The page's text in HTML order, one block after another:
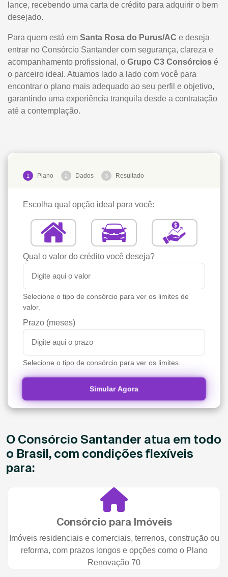
lance, recebendo uma carta de crédito para adquirir o bem
desejado.
Para quem está em Santa Rosa do Purus/AC e deseja
entrar no Consórcio Santander com segurança, clareza e
acompanhamento profissional, o Grupo C3 Consórcios é
o parceiro ideal. Atuamos lado a lado com você para
encontrar o plano mais adequado ao seu perfil e objetivo,
garantindo uma experiência tranquila desde a contratação
até a contemplação.
1 Plano 2 Dados 3 Resultado
Escolha qual opção ideal para você:
Qual o valor do crédito você deseja?
Selecione o tipo de consórcio para ver os limites de
valor.
Prazo (meses)
Selecione o tipo de consórcio para ver os limites.
Simular Agora
O Consórcio Santander atua em todo
o Brasil, com condições flexíveis
para:
Consórcio para Imóveis
Imóveis residenciais e comerciais, terrenos, construção ou
reforma, com prazos longos e opções como o Plano
Renovação 70